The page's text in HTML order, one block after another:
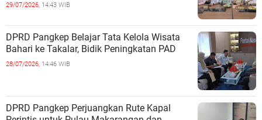
29/07/2026, 14:43 WIB
DPRD Pangkep Belajar Tata Kelola Wisata
Bahari ke Takalar, Bidik Peningkatan PAD
28/07/2026, 14:46 WIB
DPRD Pangkep Perjuangkan Rute Kapal